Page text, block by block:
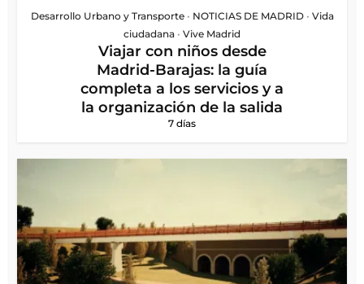
Desarrollo Urbano y Transporte • NOTICIAS DE MADRID • Vida
ciudadana • Vive Madrid
Viajar con niños desde
Madrid-Barajas: la guía
completa a los servicios y a
la organización de la salida
7 días